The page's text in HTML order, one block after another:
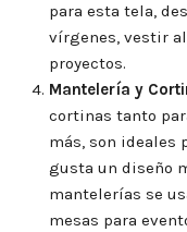
para esta tela,
vírgenes, vestir
proyectos.
Mantelería y
cortinas tanto
más, son ideales
gusta un diseño
mantelerías se
mesas para